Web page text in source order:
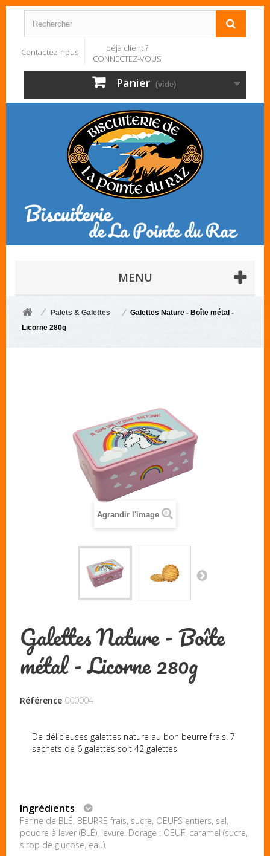
Contactez-nous
déjà client ?
CONNECTEZ-VOUS
Panier (vide)
MENU
Palets & Galettes
Galettes Nature - Boîte métal -
Licorne 280g
Agrandir l'image
Galettes Nature - Boîte
métal - Licorne 280g
Référence 000004
De délicieuses galettes nature au bon beurre frais. 7
sachets de 6 galettes soit 42 galettes
Ingrédients
Farine de BLÉ, BEURRE frais, sucre, OEUFS entiers, sel,
poudre à lever (BLÉ), levure. Dorage : OEUF, caramel (sucre,
sirop de glucose, eau).